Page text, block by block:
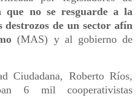
que no se resguarde a la
de un sector afín
(MAS) y al gobierno de
Ciudadana, Roberto Ríos,
6 mil cooperativistas